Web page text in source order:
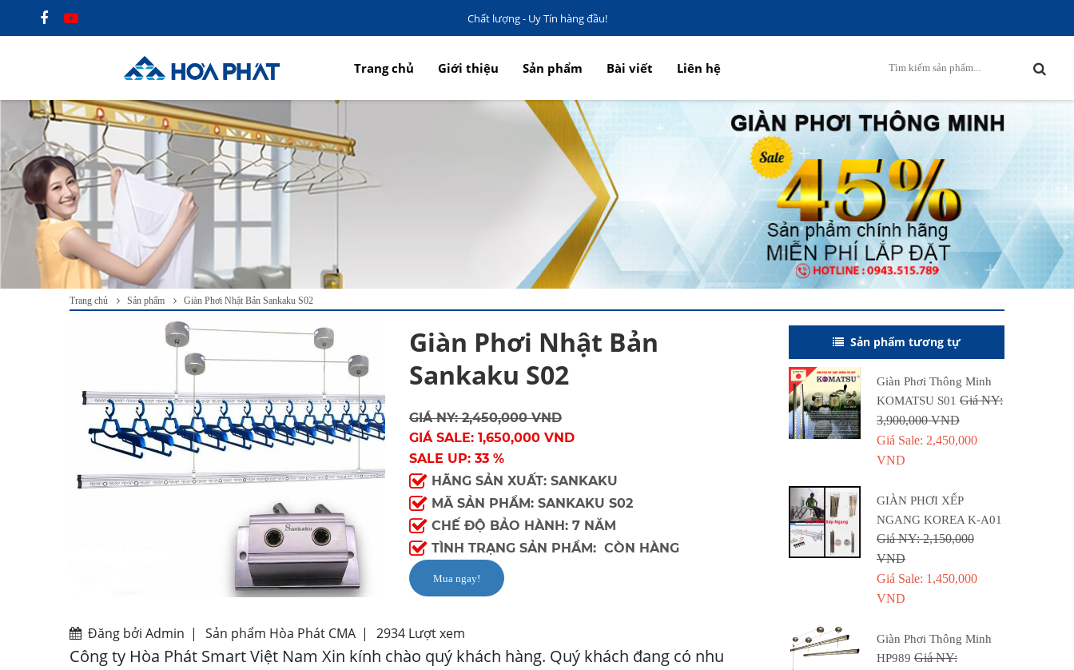
Chất lượng - Uy Tín hàng đầu!
Trang chủ Giới thiệu Sản phẩm Bài viết Liên hệ
Trang chủ Sản phẩm Giàn Phơi Nhật Bản Sankaku S02
Giàn Phơi Nhật Bản
Sankaku S02
GIÁ NY: 2,450,000 VND
GIÁ SALE: 1,650,000 VND
SALE UP: 33 %
HÃNG SẢN XUẤT: SANKAKU
MÃ SẢN PHẨM: SANKAKU S02
CHẾ ĐỘ BẢO HÀNH: 7 NĂM
TÌNH TRẠNG SẢN PHẨM: CÒN HÀNG
Mua ngay!
Đăng bởi Admin | Sản phẩm Hòa Phát CMA | 2934 Lượt xem
Công ty Hòa Phát Smart Việt Nam Xin kính chào quý khách hàng. Quý khách đang có nhu
Sản phẩm tương tự
Giàn Phơi Thông Minh
KOMATSU S01 Giá NY:
3,900,000 VND
Giá Sale: 2,450,000
VND
GIÀN PHƠI XẾP
NGANG KOREA K-A01
Giá NY: 2,150,000
VND
Giá Sale: 1,450,000
VND
Giàn Phơi Thông Minh
HP989 Giá NY: